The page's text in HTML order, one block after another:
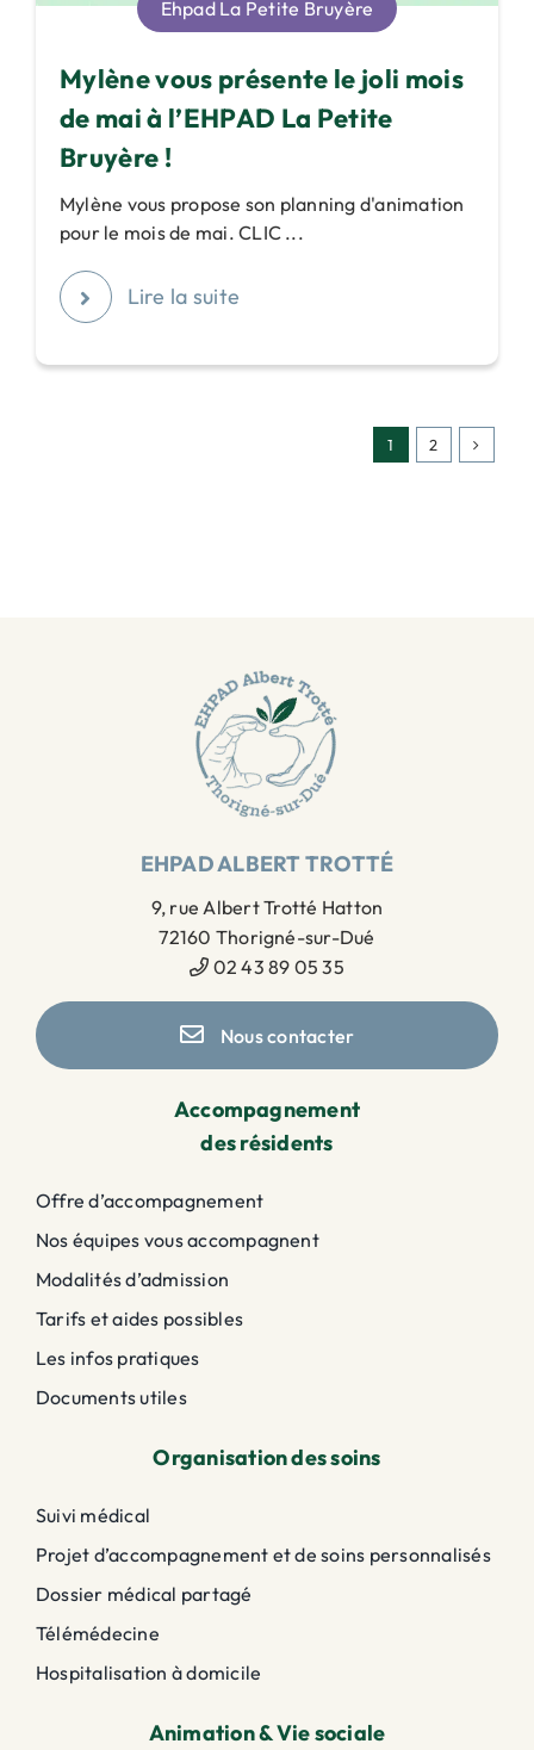
Ehpad La Petite Bruyère
Mylène vous présente le joli mois
de mai à l’EHPAD La Petite
Bruyère !
Mylène vous propose son planning d'animation
pour le mois de mai. CLIC ...
Lire la suite
1 2
EHPAD ALBERT TROTTÉ
9, rue Albert Trotté Hatton
72160 Thorigné-sur-Dué
02 43 89 05 35
Nous contacter
Accompagnement
des résidents
Offre d’accompagnement
Nos équipes vous accompagnent
Modalités d’admission
Tarifs et aides possibles
Les infos pratiques
Documents utiles
Organisation des soins
Suivi médical
Projet d’accompagnement et de soins personnalisés
Dossier médical partagé
Télémédecine
Hospitalisation à domicile
Animation & Vie sociale